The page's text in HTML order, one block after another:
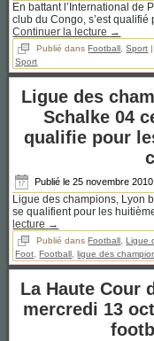
En battant l’International de
club du Congo, s’est
Continuer la lecture →
Publié dans Football ,Sport |
Sport
Ligue des
Schalke 04
qualifie pour
Publié le 25 novembre 2010
Ligue des champions, Lyon
se qualifient pour les
lecture →
Publié dans Football ,Ligue
Foot, Football , ligue des
La Haute Cour
mercredi 13